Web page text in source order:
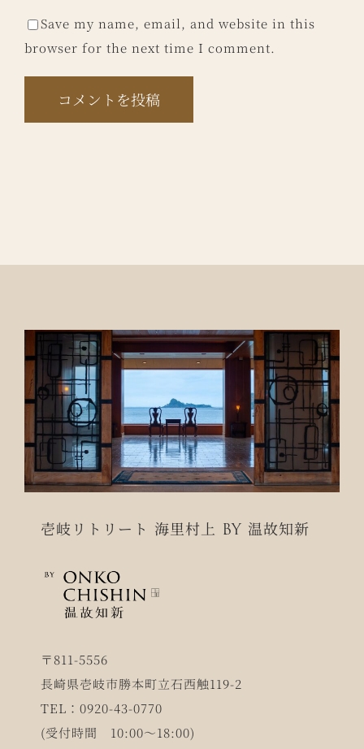
Save my name, email, and website in this
browser for the next time I comment.
壱岐リトリート 海里村上 BY 温故知新
〒811-5556
長崎県壱岐市勝本町立石西触119-2
TEL：0920-43-0770
(受付時間 10:00～18:00)